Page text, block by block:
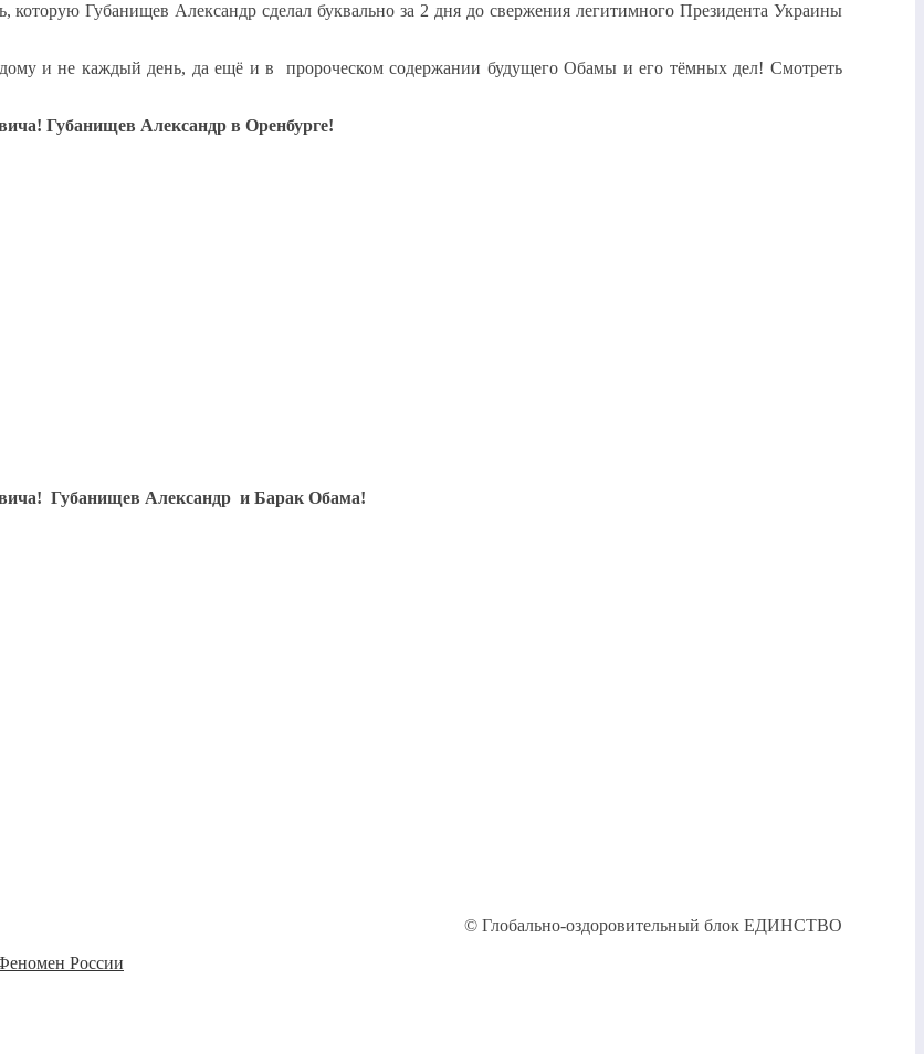
Губанищев Александр сделал буквально за 2 дня до свержения легитимного Президента Украины
и не каждый день, да ещё и в пророческом содержании будущего Обамы и его тёмных дел! Смотреть
Губанищев Александр в Оренбурге!
Губанищев Александр и Барак Обама!
© Глобально-оздоровительный блок ЕДИНСТВО
России